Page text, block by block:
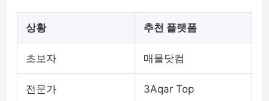
상황 추천 플랫폼
초보자 매물닷컴
전문가 3Aqar Top